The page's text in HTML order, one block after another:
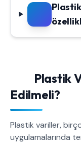
Plastik
Edilmeli?
Plastik variller,
uygulamalarında